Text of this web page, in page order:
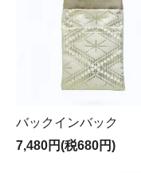
バックインバック
7,480円(税680円)